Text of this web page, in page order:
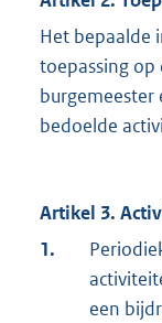
Het bepaalde
toepassing op
burgemeester
bedoelde
Artikel 3.
1.
een